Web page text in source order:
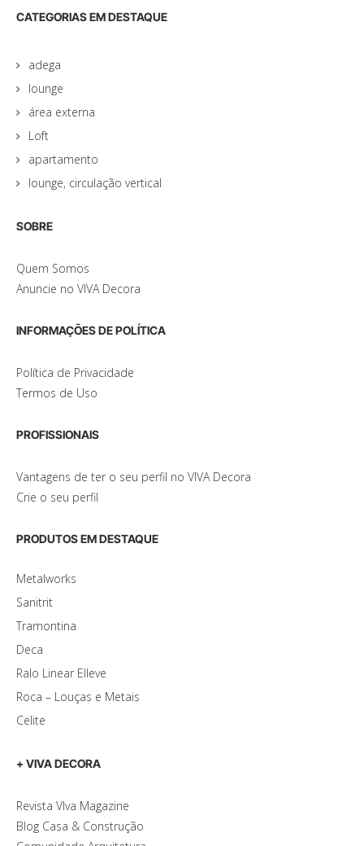
CATEGORIAS EM DESTAQUE
adega
lounge
área externa
Loft
apartamento
lounge, circulação vertical
SOBRE
Quem Somos
Anuncie no VIVA Decora
INFORMAÇÕES DE POLÍTICA
Política de Privacidade
Termos de Uso
PROFISSIONAIS
Vantagens de ter o seu perfil no VIVA Decora
Crie o seu perfil
PRODUTOS EM DESTAQUE
Metalworks
Sanitrit
Tramontina
Deca
Ralo Linear Elleve
Roca – Louças e Metais
Celite
+ VIVA DECORA
Revista VIva Magazine
Blog Casa & Construção